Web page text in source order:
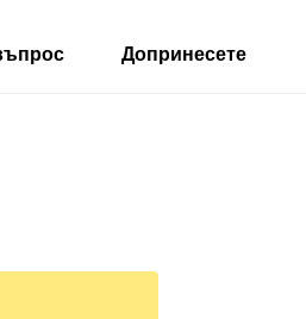
Допринесете